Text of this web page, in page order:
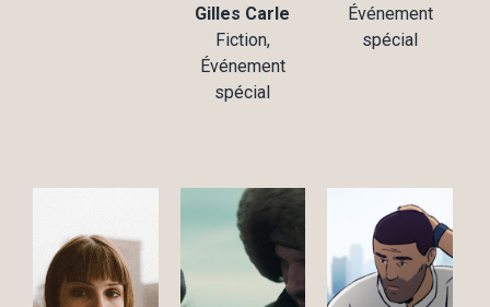
Gilles Carle
Fiction,
Événement
spécial
Événement
spécial